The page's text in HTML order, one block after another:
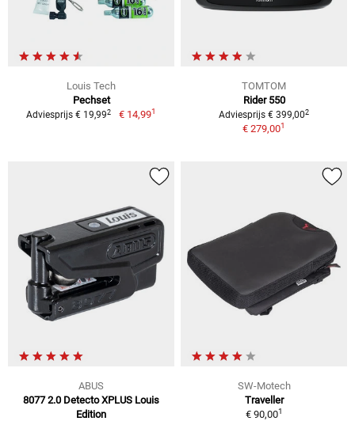
Louis Tech
Pechset
Adviesprijs € 19,992 € 14,991
TOMTOM
Rider 550
Adviesprijs € 399,002
€ 279,001
ABUS
8077 2.0 Detecto XPLUS Louis
Edition
SW-Motech
Traveller
€ 90,001